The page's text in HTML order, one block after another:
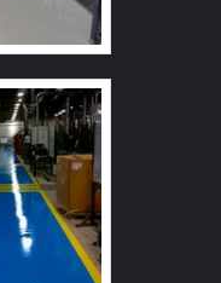
Atendimento
de pagamento
de produtos;
final.GARANTIA E
na Anlik
sempre estão à
para piso
clientes encontram
degraus e placa em